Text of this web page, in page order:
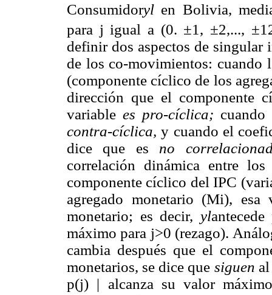
Consumidoryl en Bolivia,
para j igual a (0. ±1, ±2,...,
definir dos aspectos de
de los co-movimientos: cuando
(componente cíclico de los
dirección que el componente
variablees pro-cíclica;
contra-cíclica,y cuando el
dice que es no
correlación dinámica entre
componente cíclico del IPC
agregado monetario (Mi), esa
monetario; es decir, yl
máximo para j>0 (rezago).
cambia después que el
monetarios, se dice que siguen
p(j) | alcanza su valor